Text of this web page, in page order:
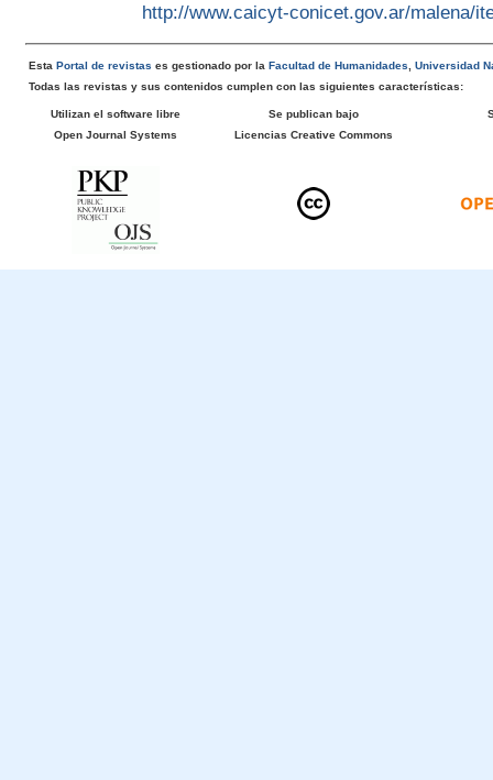
http://www.caicyt-conicet.gov.ar/malena/
Esta Portal de revistas es gestionado por la Facultad de Humanidades,Universidad
Todas las revistas y sus contenidos cumplen con las siguientes características:
Utilizan el software libre
Open Journal Systems
Se publican bajo
Licencias Creative Commons